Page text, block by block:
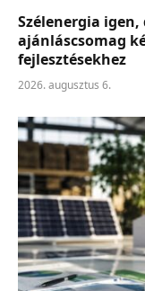
Szélenergia
ajánláscsomag
fejlesztésekhez
2026. augusztus 6.